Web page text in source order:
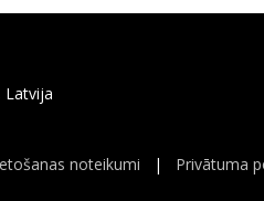
Latvija
noteikumi | Privātuma